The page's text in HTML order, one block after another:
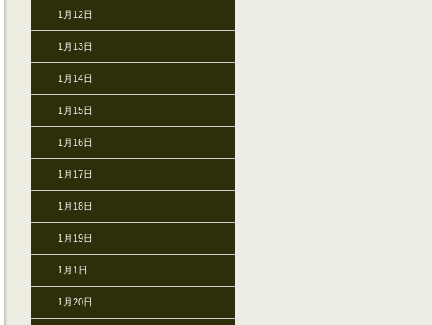
1月12日
1月13日
1月14日
1月15日
1月16日
1月17日
1月18日
1月19日
1月1日
1月20日